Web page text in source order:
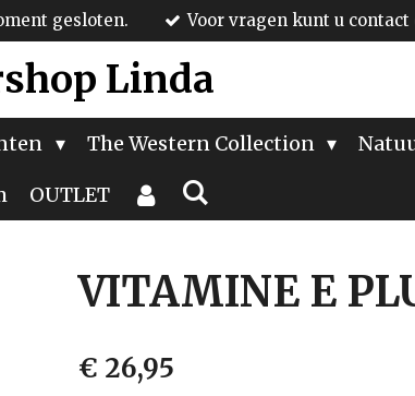
gesloten. Voor vragen kunt u
Linda
The Western Collection
OUTLET
VITAMINE E
€ 26,95